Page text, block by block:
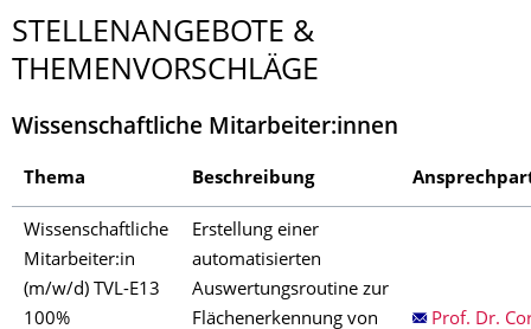
STELLENANGEBOTE &
THEMENVORSCHLÄ­GE
Wissenschaftliche Mitarbeiter:innen
Thema Beschreibung
Wissenschaftliche
Mitarbeiter:in
(m/w/d) TVL-E13
100%
Erstellung einer
automatisierten
Auswertungsroutine zur
Flächenerkennung von
Prof. Dr.